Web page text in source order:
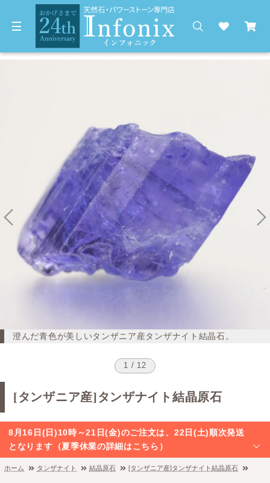
澄んだ青色が美しいタンザニア産タンザナイト結晶石。
1 / 12
[タンザニア産]タンザナイト結晶原石
8月16日(日)10時～21日(金)のご注文は、22日(土)順次発送
となります（夏季休業の詳細はこちら）
ホーム タンザナイト 結晶原石 [タンザニア産]タンザナイト結晶原石